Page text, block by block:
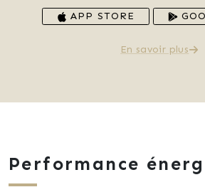
APP STORE
En savoir plus
Performance